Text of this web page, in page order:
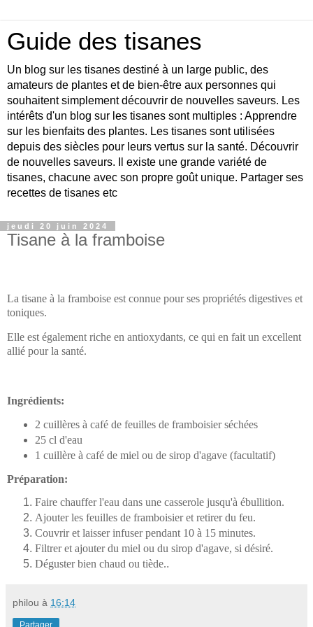
Guide des tisanes
Un blog sur les tisanes destiné à un large public, des
amateurs de plantes et de bien-être aux personnes qui
souhaitent simplement découvrir de nouvelles saveurs. Les
intérêts d'un blog sur les tisanes sont multiples : Apprendre
sur les bienfaits des plantes. Les tisanes sont utilisées
depuis des siècles pour leurs vertus sur la santé. Découvrir
de nouvelles saveurs. Il existe une grande variété de
tisanes, chacune avec son propre goût unique. Partager ses
recettes de tisanes etc
jeudi 20 juin 2024
Tisane à la framboise
La tisane à la framboise est connue pour ses propriétés digestives et
toniques.
Elle est également riche en antioxydants, ce qui en fait un excellent
allié pour la santé.
Ingrédients:
2 cuillères à café de feuilles de framboisier séchées
25 cl d'eau
1 cuillère à café de miel ou de sirop d'agave (facultatif)
Préparation:
Faire chauffer l'eau dans une casserole jusqu'à ébullition.
Ajouter les feuilles de framboisier et retirer du feu.
Couvrir et laisser infuser pendant 10 à 15 minutes.
Filtrer et ajouter du miel ou du sirop d'agave, si désiré.
Déguster bien chaud ou tiède..
philou à 16:14